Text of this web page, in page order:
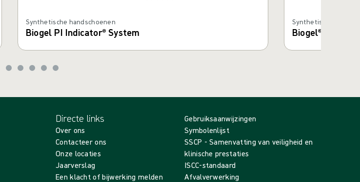
Synthetische handschoenen
Biogel PI Indicator® System
Synthetische
Biogel® PI
Directe links
Over ons
Contacteer ons
Onze locaties
Jaarverslag
Een klacht of bijwerking melden
Gebruiksaanwijzingen
Symbolenlijst
SSCP - Samenvatting van veiligheid en
klinische prestaties
ISCC-standaard
Afvalverwerking